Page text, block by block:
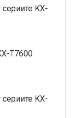
KX-
T7600
KX-